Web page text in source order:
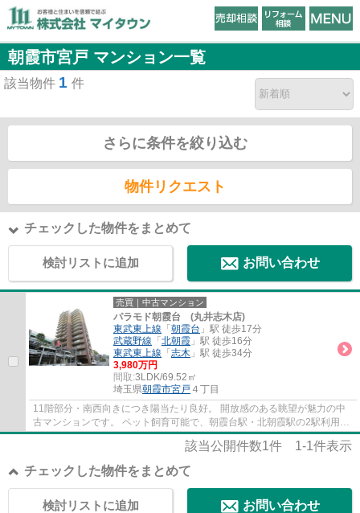
朝霞市宮戸 マンション一覧
該当物件 1 件
さらに条件を絞り込む
物件リクエスト
チェックした物件をまとめて
検討リストに追加 お問い合わせ
売買｜中古マンション
パラモド朝霞台 (丸井志木店)
東武東上線 「 朝霞台 」駅 徒歩17分
武蔵野線 「 北朝霞 」駅 徒歩16分
東武東上線 「 志木 」駅 徒歩34分
3,980万円
間取:3LDK/69.52㎡
埼玉県朝霞市宮戸 ４丁目
11階部分・南西向きにつき陽当たり良好。 開放感のある眺望が魅力の中
古マンションです。 ペット飼育可能で、朝霞台駅・北朝霞駅の2駅利用
可。 全居室収納付きで、すっきりとした暮ら...
該当公開件数1件 1-1件表示
チェックした物件をまとめて
お問い合わせ
検討リストに追加